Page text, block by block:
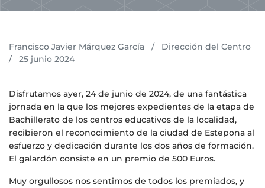
Francisco Javier Márquez García /
Dirección del Centro
/
25 junio 2024
Disfrutamos ayer, 24 de junio de 2024, de una fantástica
jornada en la que los mejores expedientes de la etapa de
Bachillerato de los centros educativos de la localidad,
recibieron el reconocimiento de la ciudad de Estepona al
esfuerzo y dedicación durante los dos años de formación.
El galardón consiste en un premio de 500 Euros.
Muy orgullosos nos sentimos de todos los premiados, y